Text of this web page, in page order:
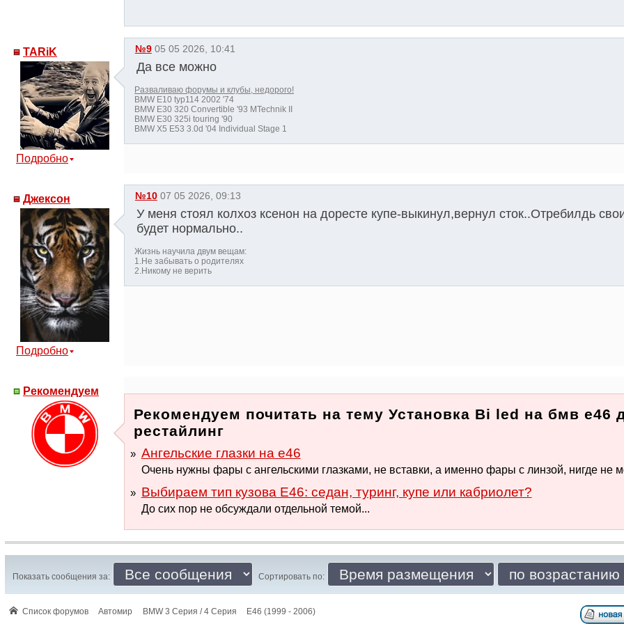
TARiK
Подробно
№9 05 05 2026, 10:41
Да все можно
Разваливаю форумы и клубы, недорого!
BMW E10 typ114 2002 '74
BMW E30 320 Convertible '93 MTechnik II
BMW E30 325i touring '90
BMW X5 E53 3.0d '04 Individual Stage 1
Джексон
Подробно
№10 07 05 2026, 09:13
У меня стоял колхоз ксенон на доресте купе-выкинул,вернул сток..Отребилдь
будет нормально..
Жизнь научила двум вещам:
1.Не забывать о родителях
2.Никому не верить
Рекомендуем
Рекомендуем почитать на тему Установка Bi led на бмв е46
рестайлинг
Ангельские глазки на е46
Очень нужны фары с ангельскими глазками, не вставки, а именно фары с линзой, нигде не
Выбираем тип кузова Е46: седан, туринг, купе или кабриолет?
До сих пор не обсуждали отдельной темой...
Показать сообщения за: Сортировать по:
Список форумов Автомир BMW 3 Серия / 4 Серия E46 (1999 - 2006)